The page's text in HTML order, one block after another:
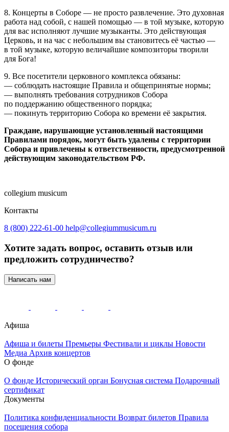
8. Концерты в Соборе — не просто развлечение. Это духовная
работа над собой, с нашей помощью — в той музыке, которую
для вас исполняют лучшие музыканты. Это действующая
Церковь, и на час с небольшим вы становитесь её частью —
в той музыке, которую величайшие композиторы творили
для Бога!
9. Все посетители церковного комплекса обязаны:
— соблюдать настоящие Правила и общепринятые нормы;
— выполнять требования сотрудников Собора
по поддержанию общественного порядка;
— покинуть территорию Собора ко времени её закрытия.
Граждане, нарушающие установленный настоящими
Правилами порядок, могут быть удалены с территории
Собора и привлечены к ответственности, предусмотренной
действующим законодательством РФ.
collegium musicum
Контакты
8 (800) 222-61-00 help@collegiummusicum.ru
Хотите задать вопрос, оставить отзыв или
предложить сотрудничество?
Написать нам
Афиша
Афиша и билеты Премьеры Фестивали и циклы Новости
Медиа Архив концертов
О фонде
О фонде Исторический орган Бонусная система Подарочный
сертификат
Документы
Политика конфиденциальности Возврат билетов Правила
посещения собора